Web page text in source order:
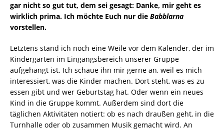
gar nicht so gut tut, dem sei gesagt: Danke, mir geht es
wirklich prima. Ich möchte Euch nur die Babblarna
vorstellen.
Letztens stand ich noch eine Weile vor dem Kalender, der im
Kindergarten im Eingangsbereich unserer Gruppe
aufgehängt ist. Ich schaue ihn mir gerne an, weil es mich
interessiert, was die Kinder machen. Dort steht, was es zu
essen gibt und wer Geburtstag hat. Oder wenn ein neues
Kind in die Gruppe kommt. Außerdem sind dort die
täglichen Aktivitäten notiert: ob es nach draußen geht, in die
Turnhalle oder ob zusammen Musik gemacht wird. An